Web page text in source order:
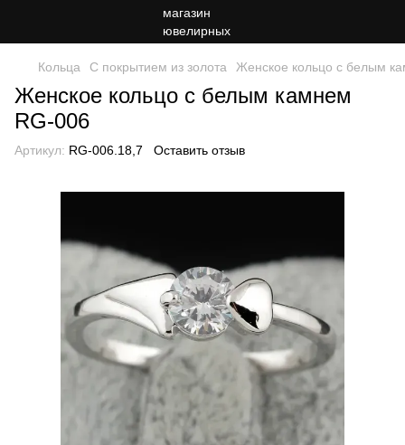
Кольца С покрытием из золота Женское кольцо с белым
Женское кольцо с белым камнем
RG-006
Артикул: RG-006.18,7 Оставить отзыв